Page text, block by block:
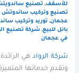
للأسقف, تصنيع
تصنيع وتركيب ساندوتش
عجمان, توريد وتركيب
بانل للبيع,شركة تصنيع
في عجمان
شركة الرواد هي
وتقدم خدماتها